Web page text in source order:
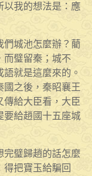
以我的想法是：應
們城池怎麼辦？藺
而璧留秦；城不
就是這麼來的。
國之後，秦昭襄王
傳給大臣看，大臣
要給趙國十五座城
完璧歸趙的話怎麼
得把寶玉給騙回